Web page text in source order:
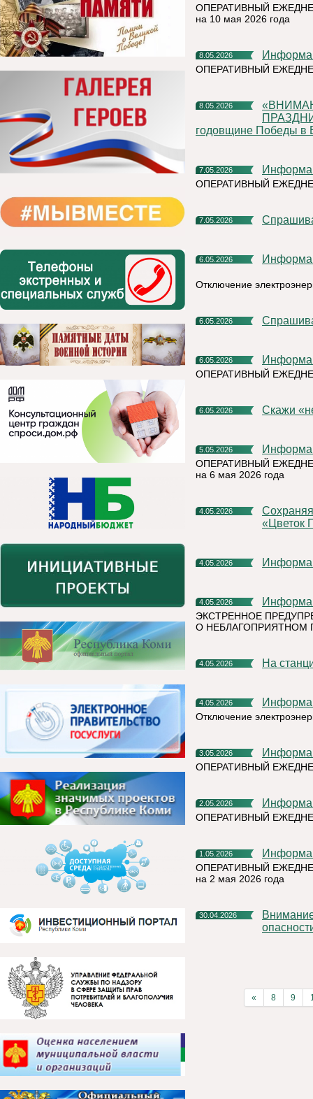
ОПЕРАТИВНЫЙ
на 10 мая 2026 года
8.05.2026
ОПЕРАТИВНЫЙ
8.05.2026
«ВНИМАНИЕ! В ПЕРИОД ПРОВЕДЕНИЯ МАССОВЫХ
годовщине Победы в
7.05.2026
ОПЕРАТИВНЫЙ
7.05.2026
6.05.2026
Отключение
6.05.2026
6.05.2026
ОПЕРАТИВНЫЙ
6.05.2026 Скажи
5.05.2026
ОПЕРАТИВНЫЙ
на 6 мая 2026 года
4.05.2026
Сохраняя историческую память: Почта поддержала акцию
«Цветок
4.05.2026
4.05.2026
ЭКСТРЕННОЕ
О НЕБЛАГОПРИЯТНОМ
4.05.2026 на
4.05.2026
Отключение
3.05.2026
ОПЕРАТИВНЫЙ
2.05.2026
ОПЕРАТИВНЫЙ
1.05.2026
ОПЕРАТИВНЫЙ
на 2 мая 2026 года
30.04.2026
Внимание! Отмена Желтого уровня террористической
« 8 9